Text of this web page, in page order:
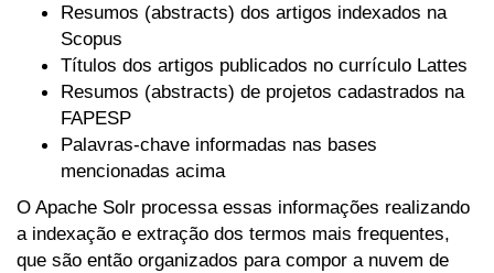
Resumos (abstracts) dos artigos indexados na
Scopus
Títulos dos artigos publicados no currículo Lattes
Resumos (abstracts) de projetos cadastrados na
FAPESP
Palavras-chave informadas nas bases
mencionadas acima
O Apache Solr processa essas informações realizando
a indexação e extração dos termos mais frequentes,
que são então organizados para compor a nuvem de